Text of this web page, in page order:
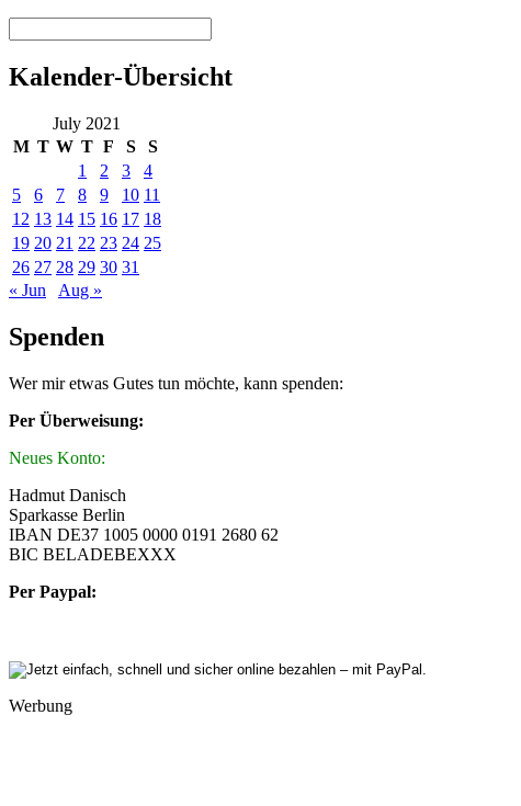
Kalender-Übersicht
July 2021
M T W T F S
S
1
2 3
4
5
6 7 8 9 10 11
12 13 14 15 16 17 18
19 20 21 22 23 24 25
26 27 28 29 30 31
« Jun
Aug »
Spenden
Wer mir etwas Gutes tun möchte, kann spenden:
Per Überweisung:
Neues Konto:
Hadmut Danisch
Sparkasse Berlin
IBAN DE37 1005 0000 0191 2680 62
BIC BELADEBEXXX
Per Paypal:
Werbung